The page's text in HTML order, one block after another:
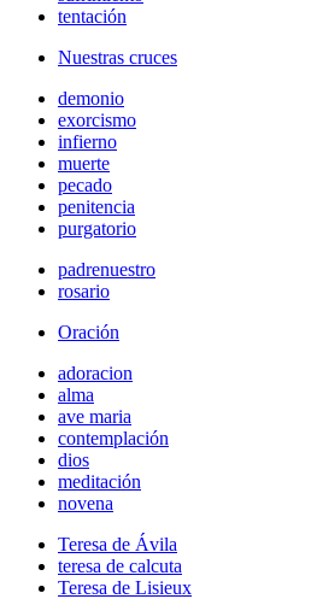
tentación
Nuestras cruces
demonio
exorcismo
infierno
muerte
pecado
penitencia
purgatorio
padrenuestro
rosario
Oración
adoracion
alma
ave maria
contemplación
dios
meditación
novena
Teresa de Ávila
teresa de calcuta
Teresa de Lisieux